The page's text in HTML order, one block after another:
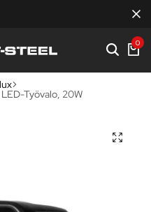
0
Työvalo, 20W